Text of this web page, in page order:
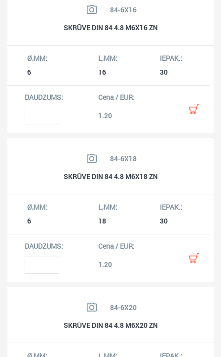
84-6X16
SKRŪVE DIN 84 4.8 M6X16 ZN
6 16 30
1.20
84-6X18
SKRŪVE DIN 84 4.8 M6X18 ZN
6 18 30
1.20
84-6X20
SKRŪVE DIN 84 4.8 M6X20 ZN